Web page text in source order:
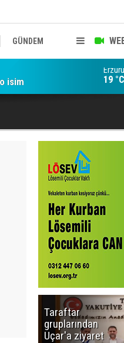
GÜNDEM
isim 19 °C
Taraftar
gruplarından
Uçar'a ziyaret